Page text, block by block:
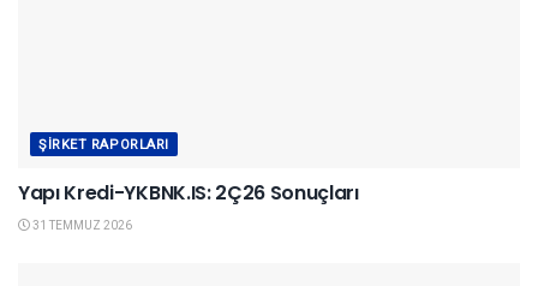
ŞIRKET RAPORLARI
Yapı Kredi-YKBNK.IS: 2Ç26 Sonuçları
31 TEMMUZ 2026